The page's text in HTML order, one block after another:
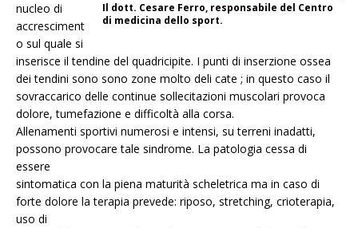
Il dott. Cesare Ferro, responsabile del Centro
di medicina dello sport.
nucleo di
accresciment
o sul quale si
inserisce il tendine del quadricipite. I punti di inserzione ossea
dei tendini sono sono zone molto deli cate ; in questo caso il
sovraccarico delle continue sollecitazioni muscolari provoca
dolore, tumefazione e difficoltà alla corsa.
Allenamenti sportivi numerosi e intensi, su terreni inadatti,
possono provocare tale sindrome. La patologia cessa di
essere
sintomatica con la piena maturità scheletrica ma in caso di
forte dolore la terapia prevede: riposo, stretching, crioterapia,
uso di